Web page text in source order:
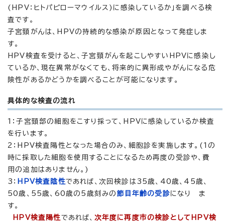
(HPV：ヒトパピローマウイルス)に感染しているか」を調べる検
査です。
子宮頸がんは、HPVの持続的な感染が原因となって発症しま
す。
HPV検査を受けると、子宮頸がんを起こしやすいHPVに感染し
ているか、現在異常がなくても、将来的に異形成やがんになる危
険性があるかどうかを調べることが可能になります。
具体的な検査の流れ
1：子宮頸部の細胞をこすり採って、HPVに感染しているか検査
を行います。
2：HPV検査陽性となった場合のみ、細胞診を実施します。(1の
時に採取した細胞を使用することになるため再度の受診や、費
用の追加はありません。)
3： HPV検査陰性であれば、次回検診は35歳、40歳、45歳、
50歳、55歳、60歳の5歳刻みの 節目年齢の受診になり ま
す。
HPV検査陽性であれば、 次年度に再度市の検診としてHPV検